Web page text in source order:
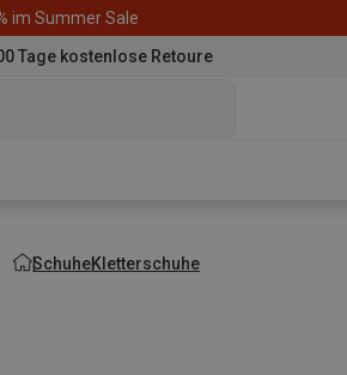
im Summer Sale
Tage kostenlose Retoure
SchuheKletterschuhe